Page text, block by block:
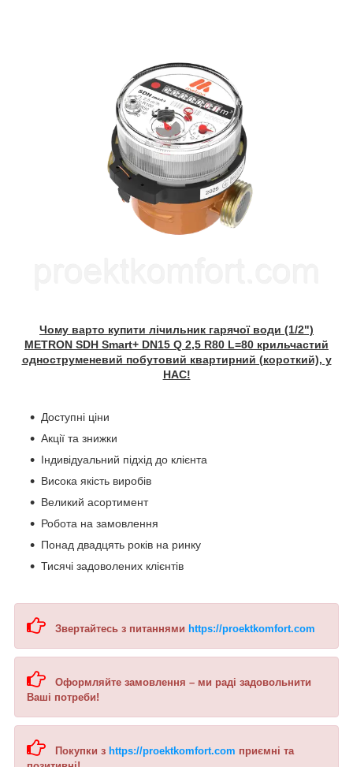
Чому варто купити лічильник гарячої води (1/2")
METRON SDH Smart+ DN15 Q 2,5 R80 L=80 крильчастий
одноструменевий побутовий квартирний (короткий), у
НАС!
Доступні ціни
Акції та знижки
Індивідуальний підхід до клієнта
Висока якість виробів
Великий асортимент
Робота на замовлення
Понад двадцять років на ринку
Тисячі задоволених клієнтів
Звертайтесь з питаннями https://proektkomfort.com
Оформляйте замовлення – ми раді задовольнити
Ваші потреби!
Покупки з https://proektkomfort.com приємні та